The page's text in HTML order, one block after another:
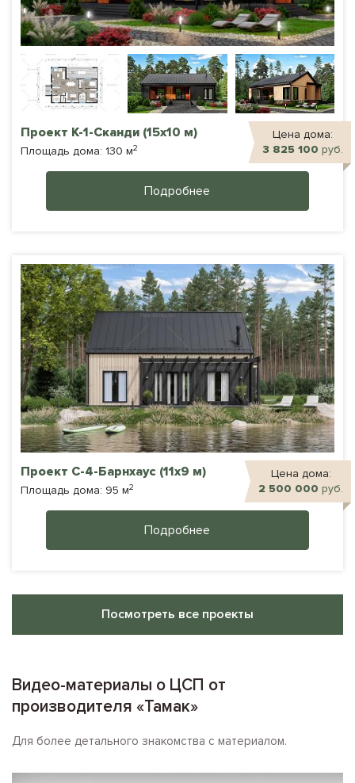
Проект К-1-Сканди (15х10 м)
Площадь дома: 130 м2
Цена дома:
3 825 100 руб.
Подробнее
Проект С-4-Барнхаус (11х9 м)
Площадь дома: 95 м2
Цена дома:
2 500 000 руб.
Подробнее
Посмотреть все проекты
Видео-материалы о ЦСП от
производителя «Тамак»
Для более детального знакомства с материалом.